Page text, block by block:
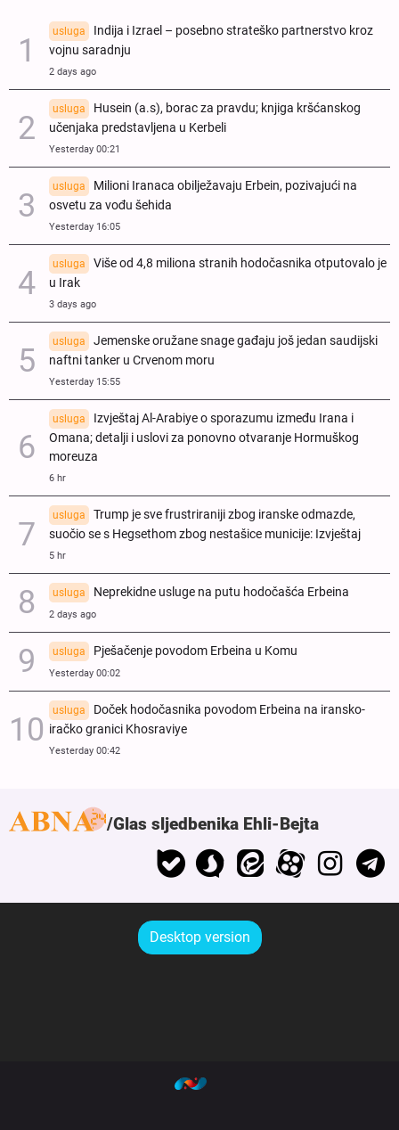
usluga
Indija i Izrael – posebno strateško partnerstvo kroz
vojnu saradnju
2 days ago
usluga
Husein (a.s), borac za pravdu; knjiga kršćanskog
učenjaka predstavljena u Kerbeli
Yesterday 00:21
usluga
Milioni Iranaca obilježavaju Erbein, pozivajući na
osvetu za vođu šehida
Yesterday 16:05
usluga
Više od 4,8 miliona stranih hodočasnika otputovalo je
u Irak
3 days ago
usluga
Jemenske oružane snage gađaju još jedan saudijski
naftni tanker u Crvenom moru
Yesterday 15:55
usluga
Izvještaj Al-Arabiye o sporazumu između Irana i
Omana; detalji i uslovi za ponovno otvaranje Hormuškog
moreuza
6 hr
usluga
Trump je sve frustriraniji zbog iranske odmazde,
suočio se s Hegsethom zbog nestašice municije: Izvještaj
5 hr
usluga Neprekidne usluge na putu hodočašća Erbeina
2 days ago
usluga Pješačenje povodom Erbeina u Komu
Yesterday 00:02
usluga
Doček hodočasnika povodom Erbeina na iransko-
iračko granici Khosraviye
Yesterday 00:42
Glas sljedbenika Ehli-Bejta
Desktop version